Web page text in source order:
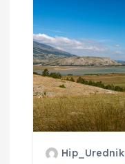
Hip_Urednik